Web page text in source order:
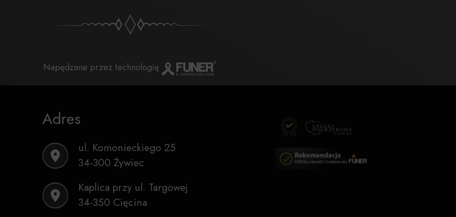
Napędzane przez technologię
Adres
ul. Komonieckiego 25
34-300 Żywiec
Kaplica przy ul. Targowej
34-350 Cięcina